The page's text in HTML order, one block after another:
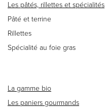
Les pâtés, rillettes et spécialités
Pâté et terrine
Rillettes
Spécialité au foie gras
La gamme bio
Les paniers gourmands